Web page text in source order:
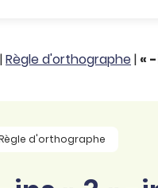
|Règle d'orthographe| «
d'orthographe